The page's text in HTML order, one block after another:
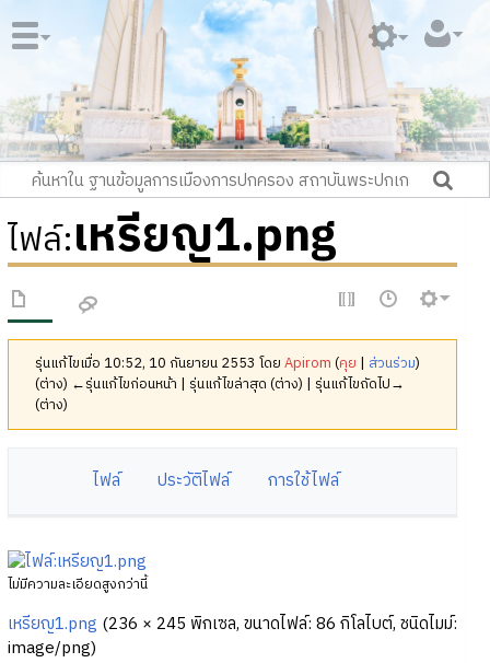
ไฟล์:เหรียญ1.png
รุ่นแก้ไขเมื่อ 10:52, 10 กันยายน 2553 โดยApirom (คุย | ส่วนร่วม)
(ต่าง) ←รุ่นแก้ไขก่อนหน้า | รุ่นแก้ไขล่าสุด (ต่าง) | รุ่นแก้ไขถัดไป→
(ต่าง)
ไฟล์ ประวัติไฟล์ การใช้ไฟล์
ไม่มีความละเอียดสูงกว่านี้
เหรียญ1.png (236 × 245 พิกเซล, ขนาดไฟล์: 86 กิโลไบต์, ชนิดไมม์:
image/png)